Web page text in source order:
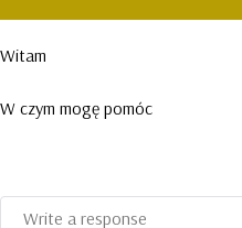
Witam
W czym mogę pomóc